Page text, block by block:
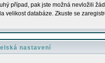
případ, pak jste možná nevložili
databáze. Zkuste se
nastavení